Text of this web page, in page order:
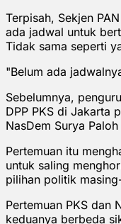
Terpisah, Sekjen
ada jadwal untuk
Tidak sama seperti
"Belum ada
Sebelumnya,
DPP PKS di Jakarta
NasDem Surya
Pertemuan itu
untuk saling
pilihan politik
Pertemuan PKS dan
keduanya berbeda